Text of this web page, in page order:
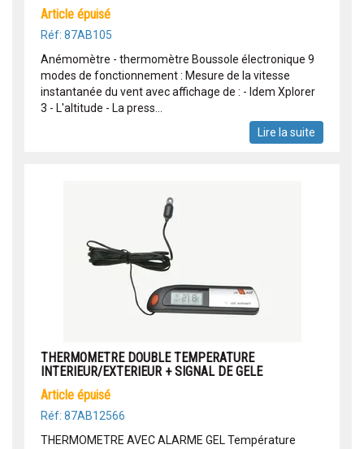
article épuisé
Réf: 87AB105
Anémomètre - thermomètre Boussole électronique 9
modes de fonctionnement : Mesure de la vitesse
instantanée du vent avec affichage de : - Idem Xplorer
3 - L'altitude - La press...
Lire la suite
THERMOMETRE DOUBLE TEMPERATURE
INTERIEUR/EXTERIEUR + SIGNAL DE GELE
article épuisé
Réf: 87AB12566
THERMOMETRE AVEC ALARME GEL Température